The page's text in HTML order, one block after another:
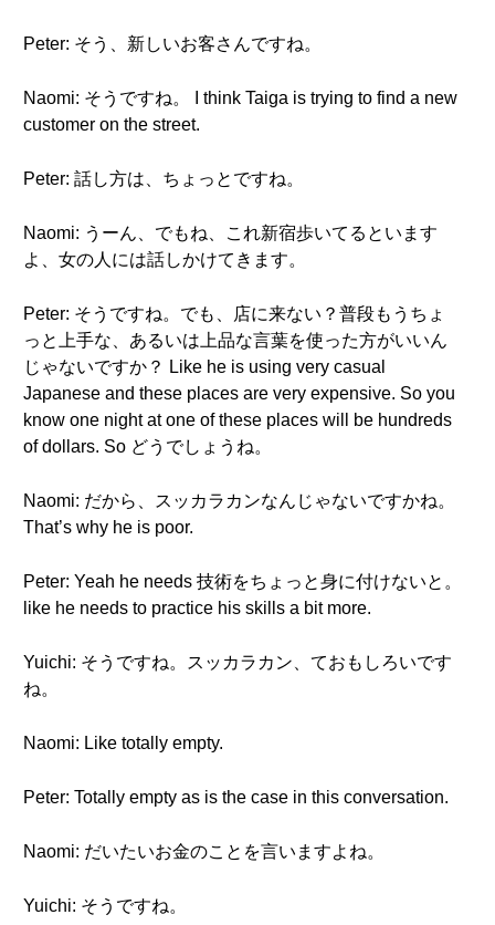
Peter: そう、新しいお客さんですね。
Naomi: そうですね。 I think Taiga is trying to find a new
customer on the street.
Peter: 話し方は、ちょっとですね。
Naomi: うーん、でもね、これ新宿歩いてるといます
よ、女の人には話しかけてきます。
Peter: そうですね。でも、店に来ない？普段もうちょ
っと上手な、あるいは上品な言葉を使った方がいいん
じゃないですか？ Like he is using very casual
Japanese and these places are very expensive. So you
know one night at one of these places will be hundreds
of dollars. So どうでしょうね。
Naomi: だから、スッカラカンなんじゃないですかね。
That’s why he is poor.
Peter: Yeah he needs 技術をちょっと身に付けないと。
like he needs to practice his skills a bit more.
Yuichi: そうですね。スッカラカン、ておもしろいです
ね。
Naomi: Like totally empty.
Peter: Totally empty as is the case in this conversation.
Naomi: だいたいお金のことを言いますよね。
Yuichi: そうですね。